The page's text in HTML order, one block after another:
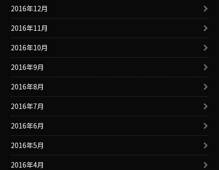
2016年12月
2016年11月
2016年10月
2016年9月
2016年8月
2016年7月
2016年6月
2016年5月
2016年4月